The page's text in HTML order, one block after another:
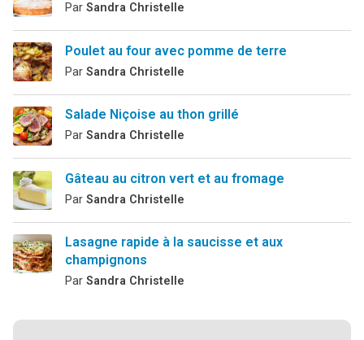
Par Sandra Christelle
Poulet au four avec pomme de terre
Par Sandra Christelle
Salade Niçoise au thon grillé
Par Sandra Christelle
Gâteau au citron vert et au fromage
Par Sandra Christelle
Lasagne rapide à la saucisse et aux
champignons
Par Sandra Christelle